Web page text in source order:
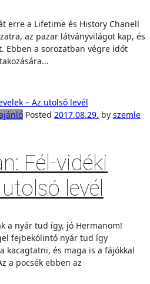
erre a Lifetime és History Chanell
az pazar látványvilágot kap, és
Ebben a sorozatban végre időt
Posted 2017.08.29. by szemle
Fél-vidéki
levél
a nyár tud így, jó Hermanom!
fejbekólintó nyár tud így
kacagtatni, és maga is a fájókkal
a pocsék ebben az